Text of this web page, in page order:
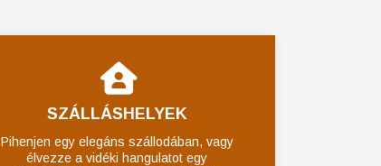
SZÁLLÁSHELYEK
Pihenjen egy elegáns szállodában, vagy
élvezze a vidéki hangulatot egy